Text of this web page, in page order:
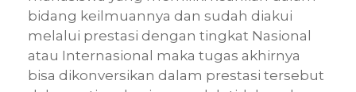
bidang keilmuannya dan sudah diakui
melalui prestasi dengan tingkat Nasional
atau Internasional maka tugas akhirnya
bisa dikonversikan dalam prestasi tersebut